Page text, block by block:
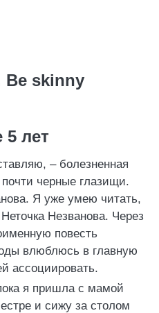
Be skinny
5 лет
– болезненная
черные глазищи.
Я уже умею читать,
Незванова. Через
повесть
влюблюсь в главную
ассоциировать.
я пришла с мамой
и сижу за столом